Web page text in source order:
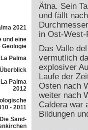
2021
und eine
Geologie
Palma
Palma
2012
- 2011
Sand-
Ätna. Sein
und fällt
in Ost-
Das Valle
vermutlich
explosiver
Laufe der
Osten nach
weiter nach
Caldera war
Bildungen